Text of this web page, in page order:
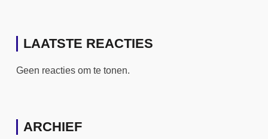
LAATSTE REACTIES
Geen reacties om te tonen.
ARCHIEF